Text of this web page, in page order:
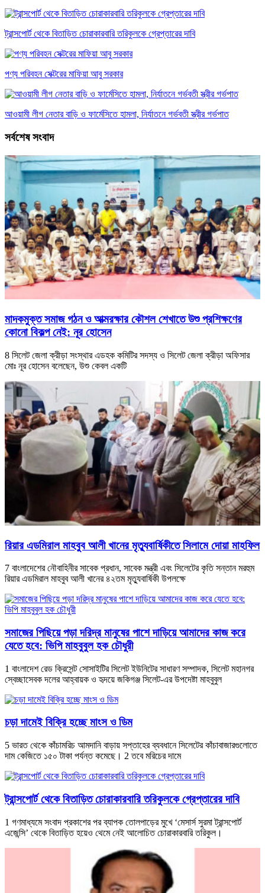
ট্রান্সপোর্ট থেকে বিতাড়িত চোরাকারবারি তরিকুলকে গ্রেপ্তারের দাবি
পণ্য পরিবহন সেক্টরের মাফিয়া আবু সরকার
আওয়ামী লীগ নেতার বাড়ি ও ফার্মেসিতে হামলা, নির্যাতনে গর্ভবতী স্ত্রীর গর্ভপাত
সর্বশেষ সংবাদ
মাদকমুক্ত সমাজ গঠন ও আত্মরক্ষার কৌশল শেখাতে উশু প্রশিক্ষণের
কোনো বিকল্প নেই: নূর হোসেন
8 সিলেট জেলা ক্রীড়া সংস্থার এডহক কমিটির সদস্য ও সিলেট জেলা ক্রীড়া অফিসার
মোঃ নূর হোসেন বলেছেন, উশু কেবল একটি
রিয়ার এডমিরাল মাহবুব আলী খানের মৃত্যুবার্ষিকীতে সিলামে দোয়া মাহফিল
7 বাংলাদেশের নৌবাহিনীর সাবেক প্রধান, সাবেক মন্ত্রী এবং সিলেটের কৃতি সন্তান মরহুম
রিয়ার এডমিরাল মাহবুব আলী খানের ৪২তম মৃত্যুবার্ষিকী উপলক্ষে
সমাজের পিছিয়ে পড়া দরিদ্র মানুষের পাশে দাড়িয়ে আমাদের কাজ করে
যেতে হবে: ভিপি মাহবুবুল হক চৌধুরী
1 বাংলাদেশ রেড ক্রিসেন্ট সোসাইটির সিলেট ইউনিটের সাধারণ সম্পাদক, সিলেট মহানগর
স্বেচ্ছাসেবক দলের আহ্বায়ক ও হৃদয়ে জকিগঞ্জ সিলেট-এর উপদেষ্টা মাহবুবুল
চড়া দামেই বিক্রি হচ্ছে মাংস ও ডিম
5 ভারত থেকে কাঁচামরিচ আমদানি বাড়ায় সপ্তাহের ব্যবধানে সিলেটের কাঁচাবাজারগুলোতে
দাম কেজিতে ১৫০ টাকা পর্যন্ত কমেছে। 2 তবে মরিচের দামে
ট্রান্সপোর্ট থেকে বিতাড়িত চোরাকারবারি তরিকুলকে গ্রেপ্তারের দাবি
1 গণমাধ্যমে সংবাদ প্রকাশের পর ব্যাপক তোলপাড়ের মুখে ‘মেসার্স সুরমা ট্রান্সপোর্ট
এজেন্সি’ থেকে বিতাড়িত হয়েও থেমে নেই আলোচিত চোরাকারবারি তরিকুল।